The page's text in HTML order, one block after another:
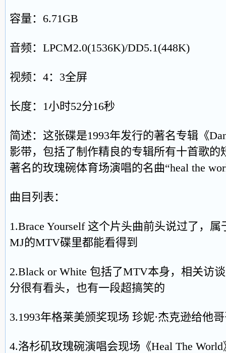
容量：6.71GB
音频：LPCM2.0(1536K)/DD5.1(448K)
视频：4：3全屏
长度：1小时52分16秒
简述：这张碟是1993年发行的著名专辑《
影带，包括了制作精良的专辑所有十首歌的
著名的玫瑰碗体育场演唱的名曲“heal the
曲目列表：
1.Brace Yourself 这个片头曲前头说过了，
MJ的MTV碟里都能看得到
2.Black or White 包括了MTV本身，相关访
分很有看头，也有一段超搞笑的
3.1993年格莱美颁奖现场 珍妮·杰克逊给他
4.洛杉矶玫瑰碗演唱会现场《Heal The